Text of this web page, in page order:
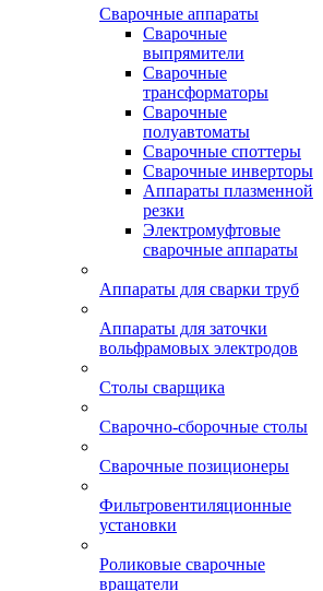
Сварочные аппараты
Сварочные
выпрямители
Сварочные
трансформаторы
Сварочные
полуавтоматы
Сварочные споттеры
Сварочные инверторы
Аппараты плазменной
резки
Электромуфтовые
сварочные аппараты
Аппараты для сварки труб
Аппараты для заточки
вольфрамовых электродов
Столы сварщика
Сварочно-сборочные столы
Сварочные позиционеры
Фильтровентиляционные
установки
Роликовые сварочные
вращатели